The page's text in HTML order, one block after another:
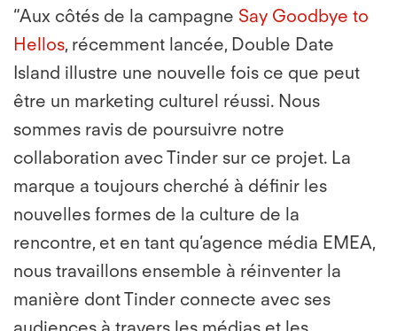
“Aux côtés de la campagne Say Goodbye to
Hellos, récemment lancée, Double Date
Island illustre une nouvelle fois ce que peut
être un marketing culturel réussi. Nous
sommes ravis de poursuivre notre
collaboration avec Tinder sur ce projet. La
marque a toujours cherché à définir les
nouvelles formes de la culture de la
rencontre, et en tant qu’agence média EMEA,
nous travaillons ensemble à réinventer la
manière dont Tinder connecte avec ses